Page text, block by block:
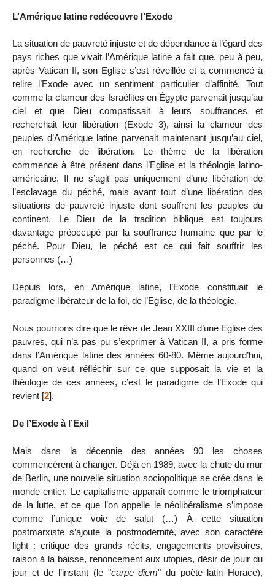
L’Amérique latine redécouvre l’Exode
La situation de pauvreté injuste et de dépendance à l’égard des
pays riches que vivait l’Amérique latine a fait que, peu à peu,
après Vatican II, son Eglise s’est réveillée et a commencé à
relire l’Exode avec un sentiment particulier d’affinité. Tout
comme la clameur des Israélites en Égypte parvenait jusqu’au
ciel et que Dieu compatissait à leurs souffrances et
recherchait leur libération (Exode 3), ainsi la clameur des
peuples d’Amérique latine parvenait maintenant jusqu’au ciel,
en recherche de libération. Le thème de la libération
commence à être présent dans l’Eglise et la théologie latino-
américaine. Il ne s’agit pas uniquement d’une libération de
l’esclavage du péché, mais avant tout d’une libération des
situations de pauvreté injuste dont souffrent les peuples du
continent. Le Dieu de la tradition biblique est toujours
davantage préoccupé par la souffrance humaine que par le
péché. Pour Dieu, le péché est ce qui fait souffrir les
personnes (…)
Depuis lors, en Amérique latine, l’Exode constituait le
paradigme libérateur de la foi, de l’Eglise, de la théologie.
Nous pourrions dire que le rêve de Jean XXIII d’une Eglise des
pauvres, qui n’a pas pu s’exprimer à Vatican II, a pris forme
dans l’Amérique latine des années 60-80. Même aujourd’hui,
quand on veut réfléchir sur ce que supposait la vie et la
théologie de ces années, c’est le paradigme de l’Exode qui
revient [2].
De l’Exode à l’Exil
Mais dans la décennie des années 90 les choses
commencèrent à changer. Déjà en 1989, avec la chute du mur
de Berlin, une nouvelle situation sociopolitique se crée dans le
monde entier. Le capitalisme apparaît comme le triomphateur
de la lutte, et ce que l’on appelle le néolibéralisme s’impose
comme l’unique voie de salut (…) À cette situation
postmarxiste s’ajoute la postmodernité, avec son caractère
light : critique des grands récits, engagements provisoires,
raison à la baisse, renoncement aux utopies, désir de jouir du
jour et de l’instant (le "carpe diem" du poète latin Horace),